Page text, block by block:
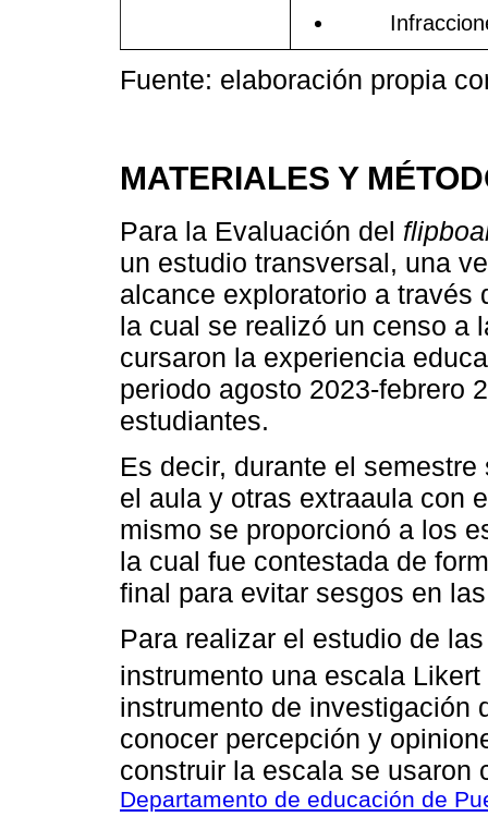
Fuente: elaboración propia
MATERIALES Y
Para la Evaluación del
un estudio transversal, una
alcance exploratorio a través
la cual se realizó un censo a
cursaron la experiencia
periodo agosto 2023-febrero
estudiantes.
Es decir, durante el
el aula y otras extraaula con
mismo se proporcionó a los
la cual fue contestada de
final para evitar sesgos en
Para realizar el estudio de
instrumento una escala Likert
instrumento de investigación
conocer percepción y
construir la escala se usaron
Departamento de educación de